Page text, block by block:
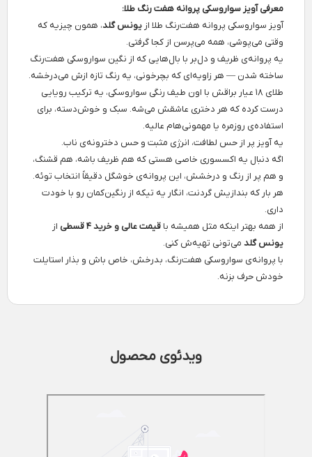
معرفی آویز سواروسکی پروانه هفت رنگ طلا:
آویز سواروسکی پروانه هفت‌رنگ طلا از یونس گلد، همون چیزیه که
وقتی می‌پوشی، همه می‌پرسن از کجا گرفتی.
یه پروانه‌ی ظریف و دل‌بر با بال‌هایی که از نگین‌ سواروسکی هفت‌رنگ
ساخته شدن — هر زاویه‌ای که بچرخونی، یه رنگ تازه ازش می‌درخشه.
طلای ۱۸ عیار براقش با اون طیف رنگی سواروسکی، یه ترکیب رویایی
درست کرده که هر دختری عاشقش می‌شه. سبک و خوش‌دسته، برای
استفاده‌ی روزمره یا مهمونی‌هام عالیه.
یه آویز پر از حس لطافت، انرژی مثبت و حس دخترونه‌ی ناب.
اگه دنبال یه اکسسوری خاصی هستی که هم ظریف باشه، هم قشنگ،
و هم پر از رنگ و درخشش، این پروانه‌ی خوشگل دقیقاً انتخاب توئه.
هر بار که بندازیش گردنت، انگار یه تیکه از رنگین‌کمان رو با خودت
داری.
از همه بهتر اینکه مثل همیشه با قیمت عالی و خرید ۴ قسطی
از
یونس گلد می‌تونی تهیه‌ش کنی.
با پروانه‌ی سواروسکی هفت‌رنگ، بدرخش، خاص باش و بذار استایلت
خودش حرف بزنه.
ویدئوی محصول